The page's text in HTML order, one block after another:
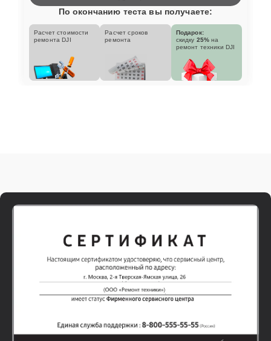
По окончанию теста вы получаете:
Расчет стоимости
ремонта DJI
Расчет сроков
ремонта
Подарок:
скидку 25% на
ремонт техники DJI